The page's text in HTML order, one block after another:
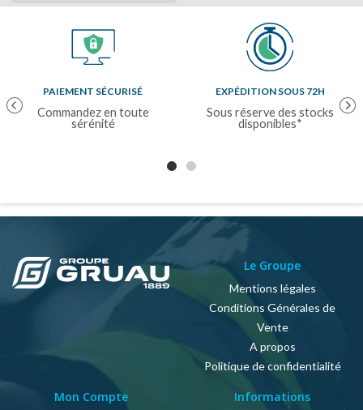
PreviousPAIEMENT SÉCURISÉ
Commandez en toute
sérénité
EXPÉDITION SOUS 72H
Sous réserve des stocks
disponibles*
Le Groupe
Mentions légales
Conditions Générales de
Vente
A propos
Politique de confidentialité
Mon Compte Informations